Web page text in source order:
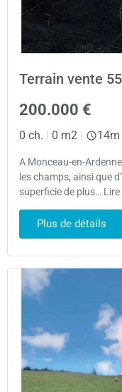
Terrain vente
200.000 €
0 ch. 0 m2 14m
A Monceau-en-
les champs, ainsi que
superficie de plus…
Plus de détails